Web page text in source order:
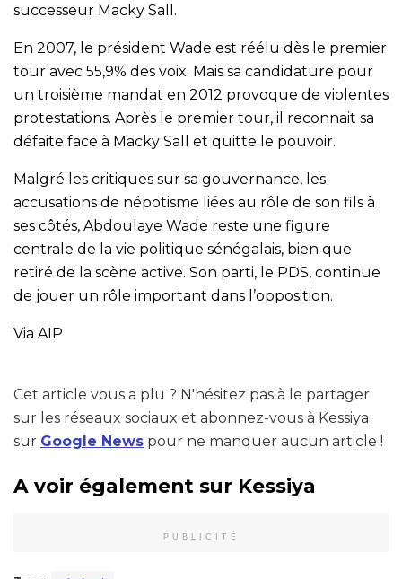
successeur Macky Sall.
En 2007, le président Wade est réélu dès le premier
tour avec 55,9% des voix. Mais sa candidature pour
un troisième mandat en 2012 provoque de violentes
protestations. Après le premier tour, il reconnait sa
défaite face à Macky Sall et quitte le pouvoir.
Malgré les critiques sur sa gouvernance, les
accusations de népotisme liées au rôle de son fils à
ses côtés, Abdoulaye Wade reste une figure
centrale de la vie politique sénégalais, bien que
retiré de la scène active. Son parti, le PDS, continue
de jouer un rôle important dans l’opposition.
Via AIP
Cet article vous a plu ? N'hésitez pas à le partager
sur les réseaux sociaux et abonnez-vous à Kessiya
sur Google News pour ne manquer aucun article !
A voir également sur Kessiya
PUBLICITÉ